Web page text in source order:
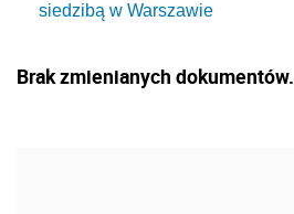
siedzibą w Warszawie
Brak zmienianych dokumentów.